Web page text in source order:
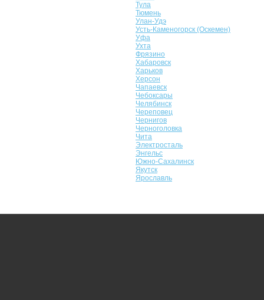
Тула
Тюмень
Улан-Удэ
Усть-Каменогорск (Оскемен)
Уфа
Ухта
Фрязино
Хабаровск
Харьков
Херсон
Чапаевск
Чебоксары
Челябинск
Череповец
Чернигов
Черноголовка
Чита
Электросталь
Энгельс
Южно-Сахалинск
Якутск
Ярославль